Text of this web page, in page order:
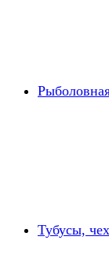
Тубусы,